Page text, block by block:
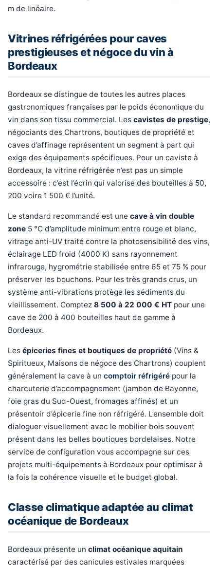
m de linéaire.
Vitrines réfrigérées pour caves
prestigieuses et négoce du vin à
Bordeaux
Bordeaux se distingue de toutes les autres places
gastronomiques françaises par le poids économique du
vin dans son tissu commercial. Les cavistes de prestige,
négociants des Chartrons, boutiques de propriété et
caves d’affinage représentent un segment à part qui
exige des équipements spécifiques. Pour un caviste à
Bordeaux, la vitrine réfrigérée n’est pas un simple
accessoire : c’est l’écrin qui valorise des bouteilles à 50,
200 voire 1 500 € l’unité.
Le standard recommandé est une cave à vin double
zone 5 °C d’amplitude minimum entre rouge et blanc,
vitrage anti-UV traité contre la photosensibilité des vins,
éclairage LED froid (4000 K) sans rayonnement
infrarouge, hygrométrie stabilisée entre 65 et 75 % pour
préserver les bouchons. Pour les très grands crus, un
système anti-vibrations protège les sédiments du
vieillissement. Comptez 8 500 à 22 000 € HT pour une
cave de 200 à 400 bouteilles haut de gamme à
Bordeaux.
Les épiceries fines et boutiques de propriété (Vins &
Spiritueux, Maisons de négoce des Chartrons) couplent
généralement la cave à un comptoir réfrigéré pour la
charcuterie d’accompagnement (jambon de Bayonne,
foie gras du Sud-Ouest, fromages affinés) et un
présentoir d’épicerie fine non réfrigéré. L’ensemble doit
dialoguer visuellement avec le mobilier bois souvent
présent dans les belles boutiques bordelaises. Notre
service de configuration vous accompagne sur ces
projets multi-équipements à Bordeaux pour optimiser à
la fois la cohérence visuelle et le budget global.
Classe climatique adaptée au climat
océanique de Bordeaux
Bordeaux présente un climat océanique aquitain
caractérisé par des canicules estivales marquées